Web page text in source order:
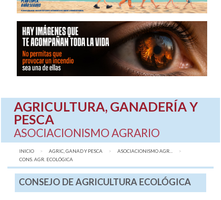
AGRICULTURA, GANADERÍA Y
PESCA
ASOCIACIONISMO AGRARIO
INICIO AGRIC, GANAD Y PESCA
ASOCIACIONISMO AGR...
AQUÍ:
CONS. AGR. ECOLÓGICA
CONSEJO DE AGRICULTURA ECOLÓGICA